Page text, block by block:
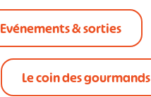
Evénements & sorties
Le coin des gourmands